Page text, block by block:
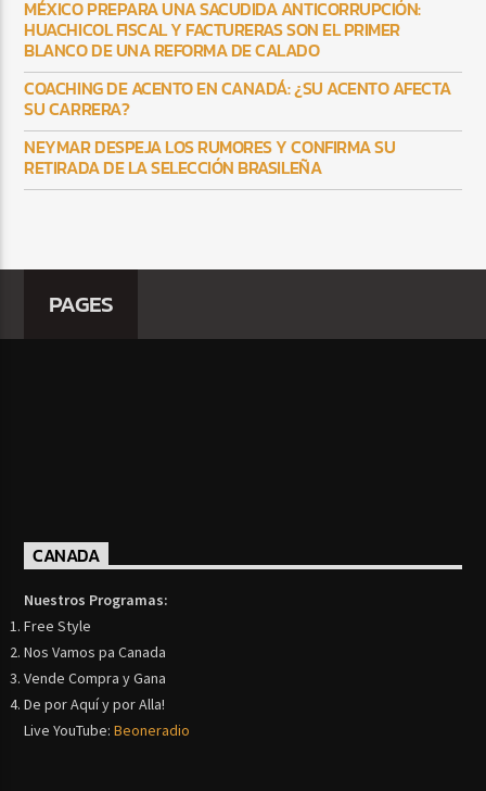
MÉXICO PREPARA UNA SACUDIDA ANTICORRUPCIÓN:
HUACHICOL FISCAL Y FACTURERAS SON EL PRIMER
BLANCO DE UNA REFORMA DE CALADO
COACHING DE ACENTO EN CANADÁ: ¿SU ACENTO AFECTA
SU CARRERA?
NEYMAR DESPEJA LOS RUMORES Y CONFIRMA SU
RETIRADA DE LA SELECCIÓN BRASILEÑA
PAGES
CANADA
Nuestros Programas:
Free Style
Nos Vamos pa Canada
Vende Compra y Gana
De por Aquí y por Alla!
Live YouTube:Beoneradio